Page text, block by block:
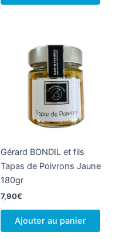
Gérard BONDIL et fils
Tapas de Poivrons Jaune
180gr
7,90€
Ajouter au panier